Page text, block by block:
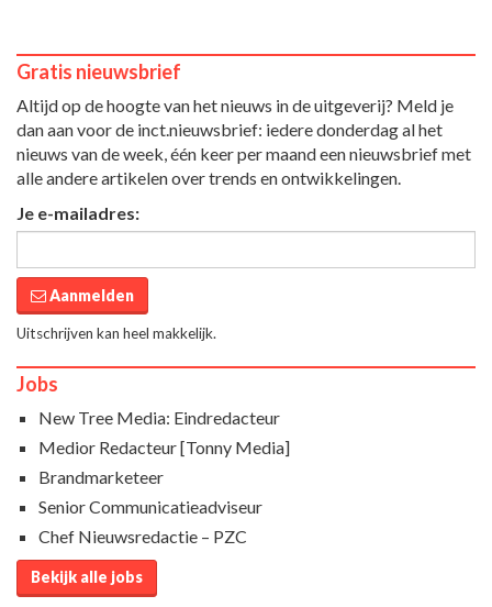
Gratis nieuwsbrief
Altijd op de hoogte van het nieuws in de uitgeverij? Meld je
dan aan voor de inct.nieuwsbrief: iedere donderdag al het
nieuws van de week, één keer per maand een nieuwsbrief met
alle andere artikelen over trends en ontwikkelingen.
Je e-mailadres:
Aanmelden
Uitschrijven kan heel makkelijk.
Jobs
New Tree Media: Eindredacteur
Medior Redacteur [Tonny Media]
Brandmarketeer
Senior Communicatieadviseur
Chef Nieuwsredactie – PZC
Bekijk alle jobs